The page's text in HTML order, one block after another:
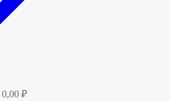
0,00 ₽